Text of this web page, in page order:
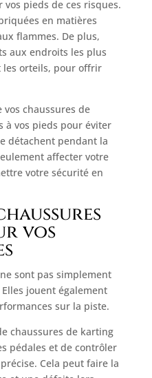
pieds de ces risques.
en matières
flammes. De plus,
aux endroits les plus
les orteils, pour offrir
chaussures de
à vos pieds pour éviter
détachent pendant la
affecter votre
votre sécurité en
vos
sont pas simplement
jouent également
sur la piste.
chaussures de karting
pédales et de contrôler
Cela peut faire la